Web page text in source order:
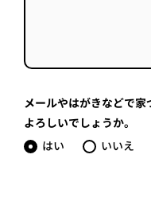
メールやはがきなどで
よろしいでしょうか。
はい
いいえ